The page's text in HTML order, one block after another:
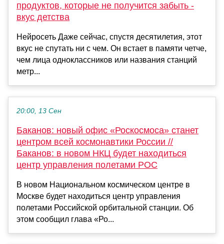
продуктов, которые не получится забыть -
вкус детства
Нейросеть Даже сейчас, спустя десятилетия, этот
вкус не спутать ни с чем. Он встает в памяти четче,
чем лица одноклассников или названия станций
метр...
20:00, 13 Сен
Баканов: новый офис «Роскосмоса» станет
центром всей космонавтики России //
Баканов: в новом НКЦ будет находиться
центр управления полетами РОС
В новом Национальном космическом центре в
Москве будет находиться центр управления
полетами Российской орбитальной станции. Об
этом сообщил глава «Ро...